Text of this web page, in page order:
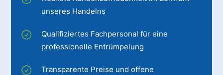
unseres Handelns
Qualifiziertes Fachpersonal für eine
professionelle Entrümpelung
Transparente Preise und offene